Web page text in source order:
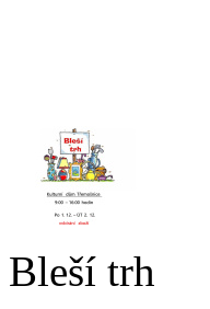
Bleší trh